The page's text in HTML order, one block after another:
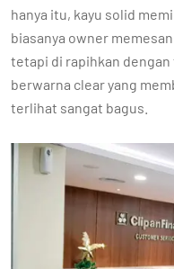
hanya itu, kayu solid
biasanya owner
tetapi di rapihkan
berwarna clear yang
terlihat sangat bagus.